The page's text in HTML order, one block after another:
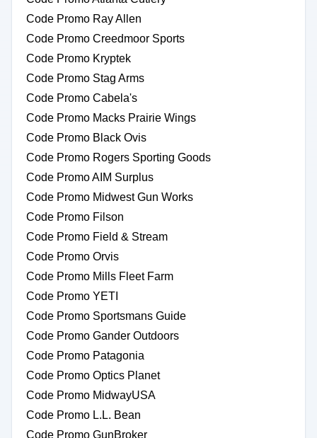
Code Promo Ray Allen
Code Promo Creedmoor Sports
Code Promo Kryptek
Code Promo Stag Arms
Code Promo Cabela's
Code Promo Macks Prairie Wings
Code Promo Black Ovis
Code Promo Rogers Sporting Goods
Code Promo AIM Surplus
Code Promo Midwest Gun Works
Code Promo Filson
Code Promo Field & Stream
Code Promo Orvis
Code Promo Mills Fleet Farm
Code Promo YETI
Code Promo Sportsmans Guide
Code Promo Gander Outdoors
Code Promo Patagonia
Code Promo Optics Planet
Code Promo MidwayUSA
Code Promo L.L. Bean
Code Promo GunBroker